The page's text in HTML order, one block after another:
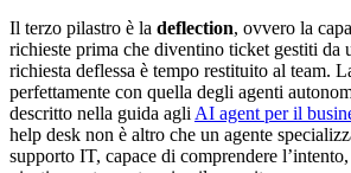
Il terzo pilastro è la deflection, ovvero la
richieste prima che diventino ticket gestiti da
richiesta deflessa è tempo restituito al team.
perfettamente con quella degli agenti
descritto nella guida agli AI agent per il
help desk non è altro che un agente
supporto IT, capace di comprendere